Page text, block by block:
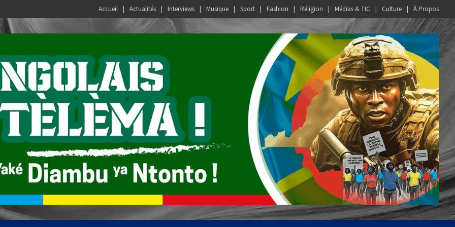
Accueil Actualités Interviews Musique Sport Fashion Réligion Médias & TIC Culture À Propos